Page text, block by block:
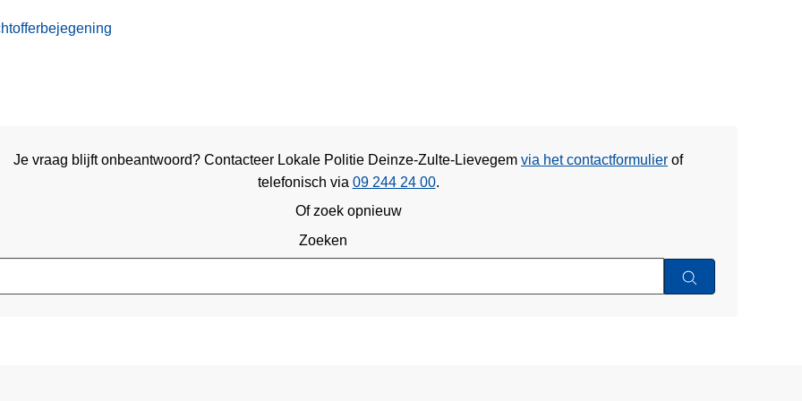
Je vraag blijft onbeantwoord? Contacteer Lokale Politie Deinze-Zulte-Lievegem via het contactformulier of
telefonisch via 09 244 24 00.
Of zoek opnieuw
Zoeken